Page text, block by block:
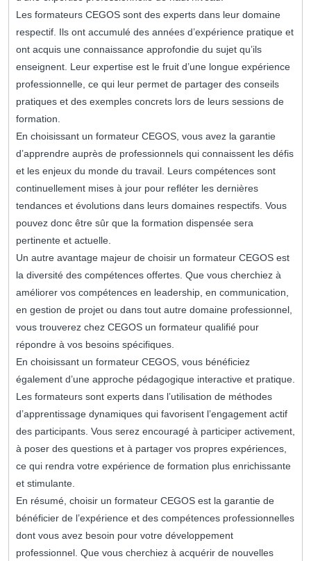
Les formateurs CEGOS sont des experts dans leur domaine
respectif. Ils ont accumulé des années d’expérience pratique et
ont acquis une connaissance approfondie du sujet qu’ils
enseignent. Leur expertise est le fruit d’une longue expérience
professionnelle, ce qui leur permet de partager des conseils
pratiques et des exemples concrets lors de leurs sessions de
formation.
En choisissant un formateur CEGOS, vous avez la garantie
d’apprendre auprès de professionnels qui connaissent les défis
et les enjeux du monde du travail. Leurs compétences sont
continuellement mises à jour pour refléter les dernières
tendances et évolutions dans leurs domaines respectifs. Vous
pouvez donc être sûr que la formation dispensée sera
pertinente et actuelle.
Un autre avantage majeur de choisir un formateur CEGOS est
la diversité des compétences offertes. Que vous cherchiez à
améliorer vos compétences en leadership, en communication,
en gestion de projet ou dans tout autre domaine professionnel,
vous trouverez chez CEGOS un formateur qualifié pour
répondre à vos besoins spécifiques.
En choisissant un formateur CEGOS, vous bénéficiez
également d’une approche pédagogique interactive et pratique.
Les formateurs sont experts dans l’utilisation de méthodes
d’apprentissage dynamiques qui favorisent l’engagement actif
des participants. Vous serez encouragé à participer activement,
à poser des questions et à partager vos propres expériences,
ce qui rendra votre expérience de formation plus enrichissante
et stimulante.
En résumé, choisir un formateur CEGOS est la garantie de
bénéficier de l’expérience et des compétences professionnelles
dont vous avez besoin pour votre développement
professionnel. Que vous cherchiez à acquérir de nouvelles